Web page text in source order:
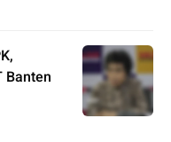
Banten